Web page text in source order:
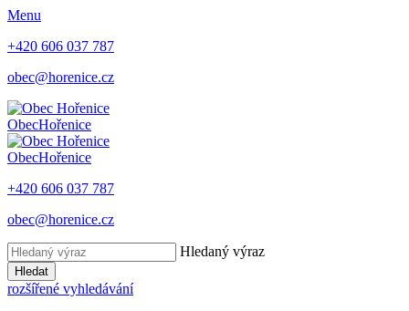
Menu
+420 606 037 787
obec@horenice.cz
ObecHořenice
ObecHořenice
+420 606 037 787
obec@horenice.cz
Hledaný výraz
Hledat
rozšířené vyhledávání